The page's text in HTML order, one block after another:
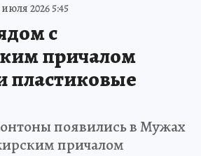
июля 2026 5:45
с
причалом
пластиковые
появились в Мужах
причалом